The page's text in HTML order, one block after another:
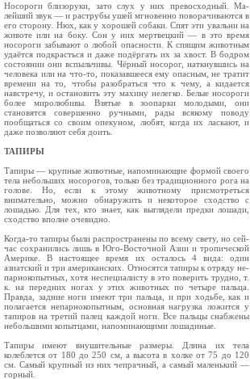
Носороги близоруки, зато слух у них превосходный. Ма­
лейший звук — и раструбы ушей мгновенно поворачиваются в
его сторону. Нюх, как у хорошей собаки. Спят эти увальни на
животе или на боку. Сон у них мертвецкий — в это время
носороги забывают о любой опасности. К спящим животным
удаётся подкрасться и даже подёргать их за хвост. В бодром
состоянии они вспыльчивы. Чёрный но­сорог, наткнувшись на
человека или на что-то, показавшее­ся ему опасным, не тратит
времени на то, чтобы разобраться что к чему, а кидается
навстречу, и оста­новить эту махину нелегко. Белые носороги
более миролюбивы. Взятые в зоопарки молодыми, они
становятся совершенно ручными, рады всякому поводу
пообщаться со своим опекуном, любят, когда их ласкают, и
даже позволя­ют себя доить.
ТАПИРЫ
Тапиры — крупные животные, напоминающие формой своего
тела небольших носорогов, только без традиционного рога на
голове. Но, если к этому животному присмотреться
внимательно, можно обнаружить и некоторое сходство с
лошадью. Для тех, кто знает, как выглядели предки ло­шади,
сходство вполне очевидно.
Когда-то тапиры были распро­странены по всему свету, но сей­
час сохранились лишь в Юго-Восточной Азии и тропичес­кой
Америке. В настоящее время их осталось 4 вида: один
азиатский и три американских. Относятся тапиры к отряду не­
парнокопытных, хотя не­специалисту в это поверить трудно, т.
к. на передних ногах у этих животных по четыре пальца.
Правда, задние ноги имеют три пальца, и при ходьбе, как и
полага­ется непарнокопытным, основная нагрузка ложится у
тапиров на третий палец каждой ноги. Все пальцы снабжены
небольшими ко­пытцами, напоминающими ло­шадиные.
Тапиры имеют внушительные размеры. Длина их тела
колеблет­ся от 180 до 250 см, а высота в холке от 75 до 120
см. Самый крупный из них чепрачный, а са­мый маленький —
горный.